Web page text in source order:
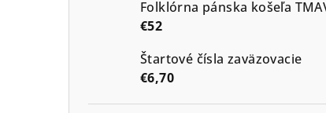
€52
Štartové čísla zaväzovacie
€6,70